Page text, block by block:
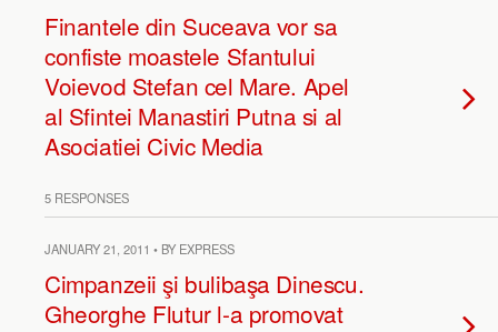
Finantele din Suceava vor sa
confiste moastele Sfantului
Voievod Stefan cel Mare. Apel
al Sfintei Manastiri Putna si al
Asociatiei Civic Media
5 RESPONSES
JANUARY 21, 2011 • BY EXPRESS
Cimpanzeii şi bulibaşa Dinescu.
Gheorghe Flutur l-a promovat